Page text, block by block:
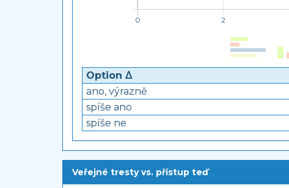
Option ᐃ
ano, výrazně
spíše ano
spíše ne
Veřejné tresty vs. přístup teď